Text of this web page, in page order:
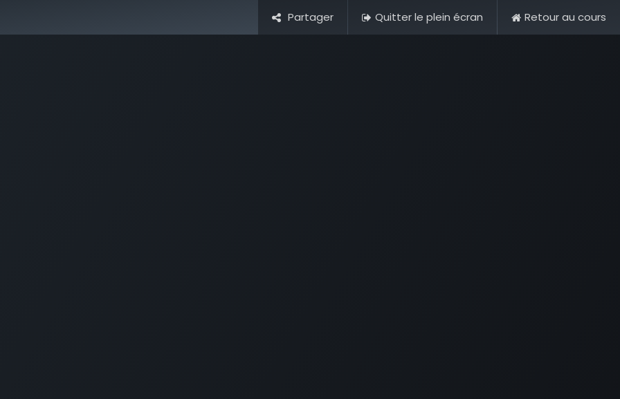
Solutions Products Cours Page About us
Se connecter A question? Click here
Partager Quitter le plein écran Retour au cours